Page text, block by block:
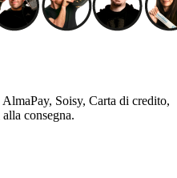
Soisy, Carta di credito,
consegna.